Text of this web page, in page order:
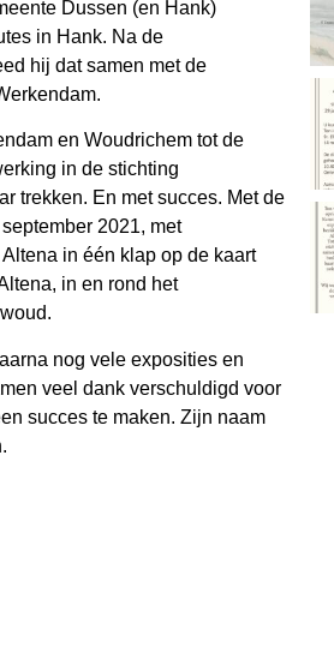
Dussen (en Hank)
in Hank. Na de
hij dat samen met de
en Woudrichem tot de
in de stichting
trekken. En met succes. Met de
2021, met
in één klap op de kaart
in en rond het
nog vele exposities en
veel dank verschuldigd voor
succes te maken. Zijn naam